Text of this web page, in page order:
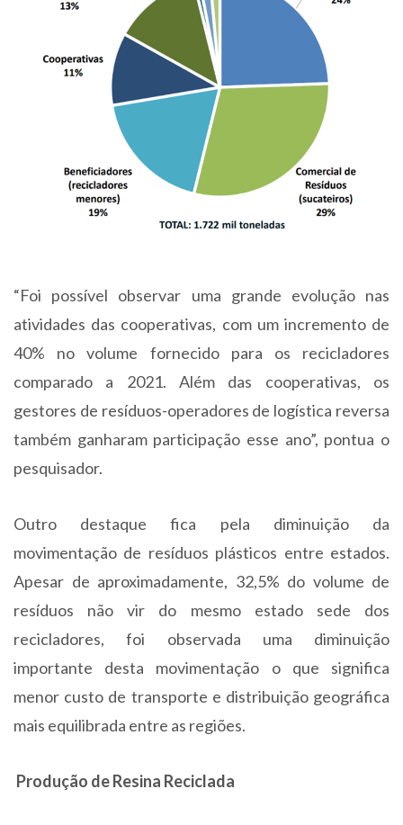
“Foi possível observar uma grande evolução nas
atividades das cooperativas, com um incremento de
40% no volume fornecido para os recicladores
comparado a 2021. Além das cooperativas, os
gestores de resíduos-operadores de logística reversa
também ganharam participação esse ano”, pontua o
pesquisador.
Outro destaque fica pela diminuição da
movimentação de resíduos plásticos entre estados.
Apesar de aproximadamente, 32,5% do volume de
resíduos não vir do mesmo estado sede dos
recicladores, foi observada uma diminuição
importante desta movimentação o que significa
menor custo de transporte e distribuição geográfica
mais equilibrada entre as regiões.
Produção de Resina Reciclada